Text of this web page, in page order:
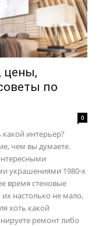
цены,
по
0
интерьер?
чем вы думаете.
украшениями 1980-х
время стеновые
настолько не мало,
хоть какой
ремонт либо